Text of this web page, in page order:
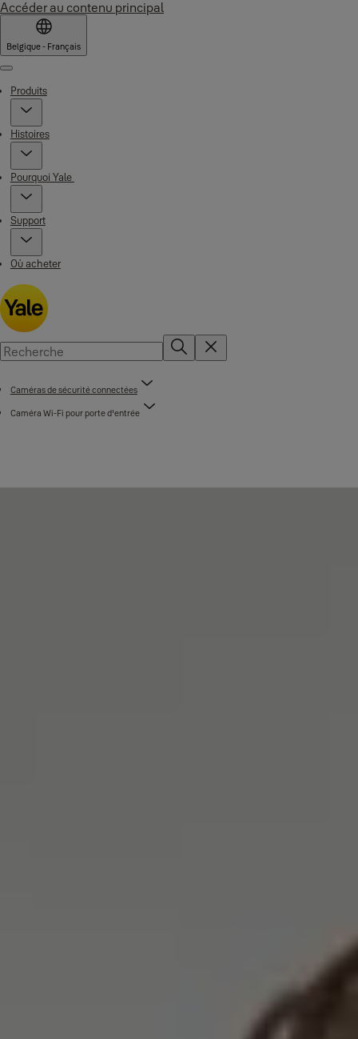
Accéder au contenu principal
Belgique - Français
Menu
Produits
Histoires
Pourquoi Yale
Support
Où acheter
Caméras de sécurité connectées
Caméra Wi-Fi pour porte d'entrée